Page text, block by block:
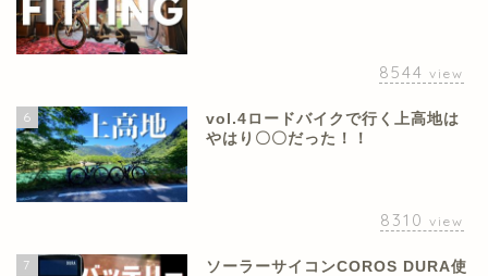
8544 view
6
vol.4ロードバイクで行く上高地は
やはり〇〇だった！！
8310 view
7
ソーラーサイコンCOROS DURA使